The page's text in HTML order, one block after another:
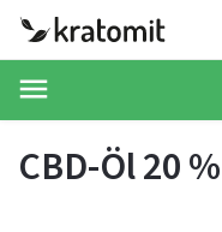
CBD-Öl 20